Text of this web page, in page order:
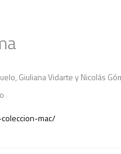
Giuliana Vidarte y Nicolás
mac/